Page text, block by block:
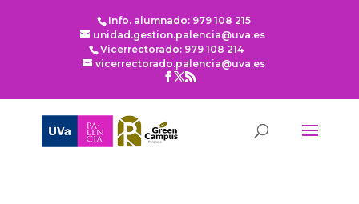
Info. alumnado: 979 108 215
unidad.gestion.palencia@uva.es
Vicerrectorado: 979 108 214
vicerrectorado.palencia@uva.es